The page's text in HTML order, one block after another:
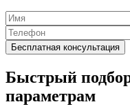
Быстрый
параметрам